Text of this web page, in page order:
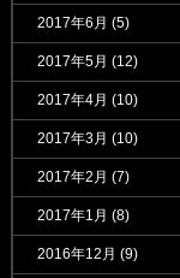
2017年6月 (5)
2017年5月 (12)
2017年4月 (10)
2017年3月 (10)
2017年2月 (7)
2017年1月 (8)
2016年12月 (9)